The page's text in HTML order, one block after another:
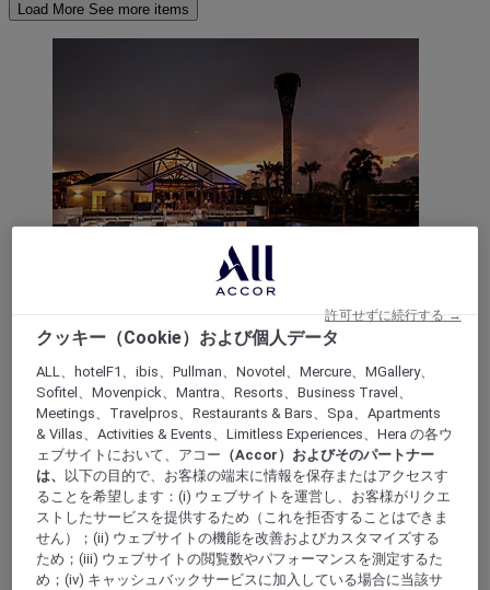
Load More See more items
ダーウィン, オーストラリア
メルキュール ダーウィン エアポート リゾー
ト
メルキュールダーウィンエアポートリゾートホテル
は、緑豊かなトロピカルガーデンで、ゆったりとおく
つろぎいただけるスタイリッシュな宿泊施設です。美
しいラピッドクリークの池と湿地帯に隣接していま
す。ダーウィン国際空港の国内線・国際線ターミナル
から 300 m の場所に位置し、レジャーの旅行者にもビ
ジネス旅行者にも最適です。
クッキー（Cookie）および個人データ
ALL、hotelF1、ibis、Pullman、Novotel、Mercure、MGallery、
Sofitel、Movenpick、Mantra、Resorts、Business Travel、
Meetings、Travelpros、Restaurants & Bars、Spa、Apartments
& Villas、Activities & Events、Limitless Experiences、Hera の各ウ
ェブサイトにおいて、アコー （Accor）およびそのパートナー
は、
以下の目的で、お客様の端末に情報を保存またはアクセスす
ることを希望します：(i) ウェブサイトを運営し、お客様がリクエ
ストしたサービスを提供するため（これを拒否することはできま
せん）；(ii) ウェブサイトの機能を改善およびカスタマイズする
ため；(iii) ウェブサイトの閲覧数やパフォーマンスを測定するた
め；(iv) キャッシュバックサービスに加入している場合に当該サ
許可せずに続行する →